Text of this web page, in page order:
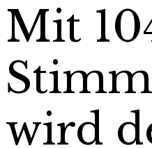
Mit
wird